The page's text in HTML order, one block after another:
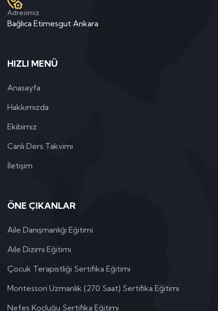
Adresimiz
Bağlıca Etimesgut Ankara
HIZLI MENÜ
Anasayfa
Hakkımızda
Ekibimiz
Canlı Ders Takvimi
İletişim
ÖNE ÇIKANLAR
Aile Danışmanlığı Eğitimi
Aile Dizimi Eğitimi
Çocuk Terapistliği Sertifika Eğitimi
Montessori Uzmanlık (270 Saat) Sertifika Eğitimi
Nefes Koçluğu Sertifika Eğitimi